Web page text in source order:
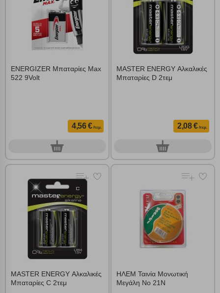
ENERGIZER Μπαταρίες Max
522 9Volt
4,56 € /τεμ.
0τεμ.
MASTER ENERGY Αλκαλικές
Μπαταρίες D 2τεμ
2,08 € /τεμ.
0τεμ.
MASTER ENERGY Αλκαλικές
Μπαταρίες C 2τεμ
ΗΛΕΜ Ταινία Μονωτική
Μεγάλη Νο 21Ν
Απολύτως απαραίτητα cookies Πάντα Ενεργό
Αποθήκευση ρυθμίσεων
Αποδοχή όλων